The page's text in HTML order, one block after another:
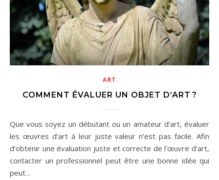
ART
COMMENT ÉVALUER UN OBJET D’ART ?
Que vous soyez un débutant ou un amateur d’art, évaluer
les œuvres d’art à leur juste valeur n’est pas facile. Afin
d’obtenir une évaluation juste et correcte de l’œuvre d’art,
contacter un professionnel peut être une bonne idée qui
peut…